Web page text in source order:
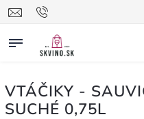
VTÁČIKY -
SUCHÉ 0,75L